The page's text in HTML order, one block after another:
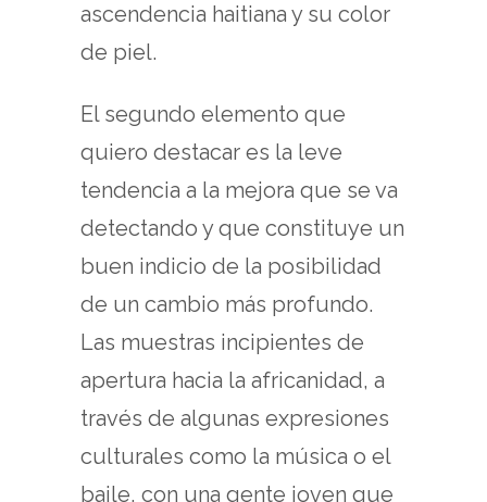
ascendencia haitiana y su color
de piel.
El segundo elemento que
quiero destacar es la leve
tendencia a la mejora que se va
detectando y que constituye un
buen indicio de la posibilidad
de un cambio más profundo.
Las muestras incipientes de
apertura hacia la africanidad, a
través de algunas expresiones
culturales como la música o el
baile, con una gente joven que